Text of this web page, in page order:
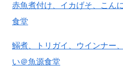
赤魚煮付け、イカげそ、こん
食堂
鰯煮、トリガイ、ウインナー
い＠魚源食堂